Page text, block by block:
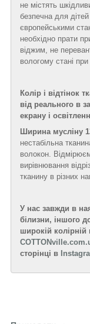
не містять
безпечна для
європейськими
необхідно прати
віджим, не
вологому стані
Колір і відтінок
від реального в
екрану і
Ширина мусліну
нестабільна
волокон.
вирівнювання
тканину в різних
У нас завжди в
білизни, іншого
широкій колірній
сторінці в